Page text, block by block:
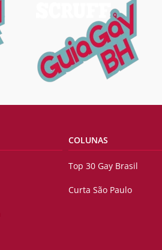
COLUNAS
Top 30 Gay Brasil
Curta São Paulo